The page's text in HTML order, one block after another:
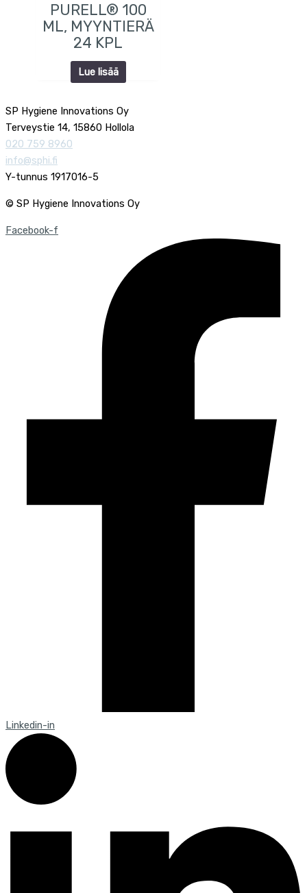
PURELL® 100
ML, MYYNTIERÄ
24 KPL
Lue lisää
SP Hygiene Innovations Oy
Terveystie 14, 15860 Hollola
020 759 8960
info@sphi.fi
Y-tunnus 1917016-5
© SP Hygiene Innovations Oy
Facebook-f
Linkedin-in